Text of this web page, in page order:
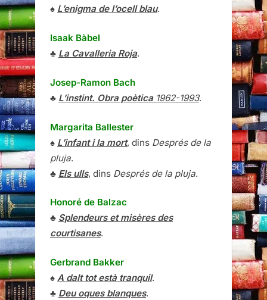
♠ L’enigma de l’ocell blau.
Isaak Bàbel
♣ La Cavalleria Roja.
Josep-Ramon Bach
♣ L’instint. Obra poètica1962-1993.
Margarita Ballester
♠ L’infant i la mort, dins Després de la
pluja.
♣ Els ulls, dins Després de la pluja.
Honoré de Balzac
♣ Splendeurs et misères des
courtisanes.
Gerbrand Bakker
♠ A dalt tot està tranquil.
♣ Deu oques blanques.